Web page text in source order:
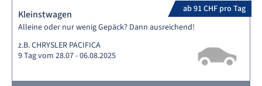
ab 91 CHF pro Tag
Kleinstwagen
Alleine oder nur wenig Gepäck? Dann ausreichend!
z.B. CHRYSLER PACIFICA
9 Tag vom 28.07 - 06.08.2025